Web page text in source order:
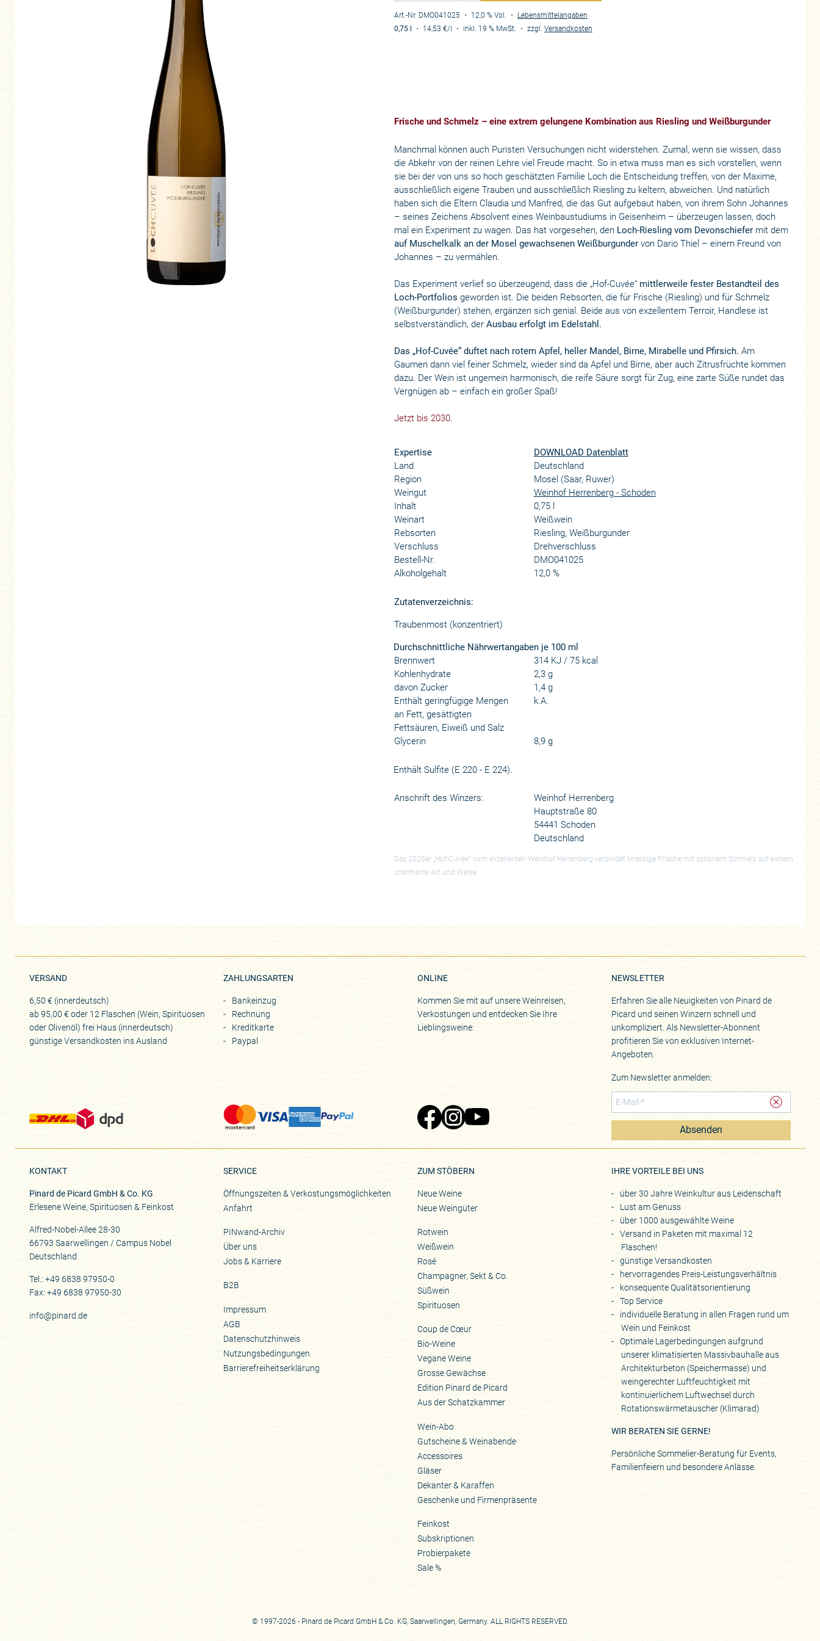
Art.-Nr. DMO041025 ・ 12,0 % Vol. ・ Lebensmittelangaben
0,75 l ・ 14,53 €/l ・ inkl. 19 % MwSt. ・zzgl.Versandkosten
Frische und Schmelz – eine extrem gelungene Kombination aus Riesling und Weißburgunder
Manchmal können auch Puristen Versuchungen nicht widerstehen. Zumal, wenn sie wissen, dass
die Abkehr von der reinen Lehre viel Freude macht. So in etwa muss man es sich vorstellen, wenn
sie bei der von uns so hoch geschätzten Familie Loch die Entscheidung treffen, von der Maxime,
ausschließlich eigene Trauben und ausschließlich Riesling zu keltern, abweichen. Und natürlich
haben sich die Eltern Claudia und Manfred, die das Gut aufgebaut haben, von ihrem Sohn Johannes
– seines Zeichens Absolvent eines Weinbaustudiums in Geisenheim – überzeugen lassen, doch
mal ein Experiment zu wagen. Das hat vorgesehen, den Loch-Riesling vom Devonschiefer mit dem
auf Muschelkalk an der Mosel gewachsenen Weißburgunder von Dario Thiel – einem Freund von
Johannes – zu vermählen.
Das Experiment verlief so überzeugend, dass die „Hof-Cuvée“ mittlerweile fester Bestandteil des
Loch-Portfolios geworden ist. Die beiden Rebsorten, die für Frische (Riesling) und für Schmelz
(Weißburgunder) stehen, ergänzen sich genial. Beide aus von exzellentem Terroir, Handlese ist
selbstverständlich, derAusbau erfolgt im Edelstahl.
Das „Hof-Cuvée“ duftet nach rotem Apfel, heller Mandel, Birne, Mirabelle und Pfirsich. Am
Gaumen dann viel feiner Schmelz, wieder sind da Apfel und Birne, aber auch Zitrusfrüchte kommen
dazu. Der Wein ist ungemein harmonisch, die reife Säure sorgt für Zug, eine zarte Süße rundet das
Vergnügen ab – einfach ein großer Spaß!
Jetzt bis 2030.
Expertise
DOWNLOAD Datenblatt
Land
Deutschland
Region
Mosel (Saar, Ruwer)
Weingut
Weinhof Herrenberg - Schoden
Inhalt
0,75 l
Weinart
Weißwein
Rebsorten
Riesling, Weißburgunder
Verschluss
Drehverschluss
Bestell-Nr.
DMO041025
Alkoholgehalt
12,0 %
Zutatenverzeichnis:
Traubenmost (konzentriert)
Durchschnittliche Nährwertangaben je 100 ml
Brennwert
314 KJ / 75 kcal
Kohlenhydrate
2,3 g
davon Zucker
1,4 g
Enthält geringfügige Mengen
an Fett, gesättigten
Fettsäuren, Eiweiß und Salz
k.A.
Glycerin 8,9 g
Enthält Sulfite (E 220 - E 224).
Anschrift des Winzers:
Weinhof Herrenberg
Hauptstraße 80
54441 Schoden
Deutschland
Das 2025er „Hof-Cuvée“ vom exzellenten Weinhof Herrenberg verbindet knackige Frische mit schönem Schmelz auf extrem
charmante Art und Weise
VERSAND
6,50 € (innerdeutsch)
ab 95,00 € oder 12 Flaschen (Wein, Spirituosen
oder Olivenöl) frei Haus (innerdeutsch)
günstige Versandkosten ins Ausland
ZAHLUNGSARTEN
Bankeinzug
Rechnung
Kreditkarte
Paypal
ONLINE
Kommen Sie mit auf unsere Weinreisen,
Verkostungen und entdecken Sie Ihre
Lieblingsweine:
NEWSLETTER
Erfahren Sie alle Neuigkeiten von Pinard de
Picard und seinen Winzern schnell und
unkompliziert. Als Newsletter-Abonnent
profitieren Sie von exklusiven Internet-
Angeboten.
Zum Newsletter anmelden:
Absenden
KONTAKT
Pinard de Picard GmbH & Co. KG
Erlesene Weine, Spirituosen & Feinkost
Alfred-Nobel-Allee 28-30
66793 Saarwellingen / Campus Nobel
Deutschland
Tel.: +49 6838 97950-0
Fax: +49 6838 97950-30
info@pinard.de
SERVICE
Öffnungszeiten & Verkostungsmöglichkeiten
Anfahrt
PINwand-Archiv
Über uns
Jobs & Karriere
B2B
Impressum
AGB
Datenschutzhinweis
Nutzungsbedingungen
Barrierefreiheitserklärung
ZUM STÖBERN
Neue Weine
Neue Weingüter
Rotwein
Weißwein
Rosé
Champagner, Sekt & Co.
Süßwein
Spirituosen
Coup de Cœur
Bio-Weine
Vegane Weine
Grosse Gewächse
Edition Pinard de Picard
Aus der Schatzkammer
Wein-Abo
Gutscheine & Weinabende
Accessoires
Gläser
Dekanter & Karaffen
Geschenke und Firmenpräsente
Feinkost
Subskriptionen
Probierpakete
Sale %
IHRE VORTEILE BEI UNS
über 30 Jahre Weinkultur aus Leidenschaft
Lust am Genuss
über 1000 ausgewählte Weine
Versand in Paketen mit maximal 12
Flaschen!
günstige Versandkosten
hervorragendes Preis-Leistungsverhältnis
konsequente Qualitätsorientierung
Top Service
individuelle Beratung in allen Fragen rund um
Wein und Feinkost
Optimale Lagerbedingungen aufgrund
unserer klimatisierten Massivbauhalle aus
Architekturbeton (Speichermasse) und
weingerechter Luftfeuchtigkeit mit
kontinuierlichem Luftwechsel durch
Rotationswärmetauscher (Klimarad)
WIR BERATEN SIE GERNE!
Persönliche Sommelier-Beratung für Events,
Familienfeiern und besondere Anlässe.
© 1997-2026 - Pinard de Picard GmbH & Co. KG, Saarwellingen, Germany. ALL RIGHTS RESERVED.